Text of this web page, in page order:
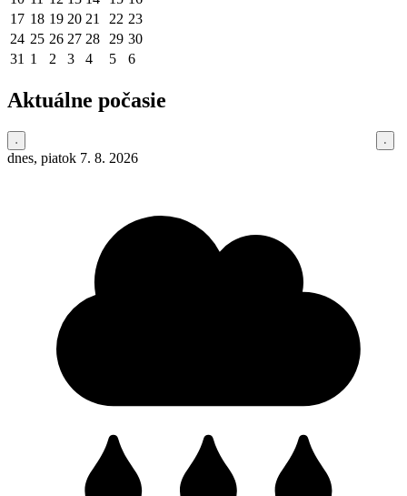
17 18 19 20 21 22 23
24 25 26 27 28 29 30
31 1 2 3 4 5 6
Aktuálne počasie
dnes, piatok 7. 8. 2026